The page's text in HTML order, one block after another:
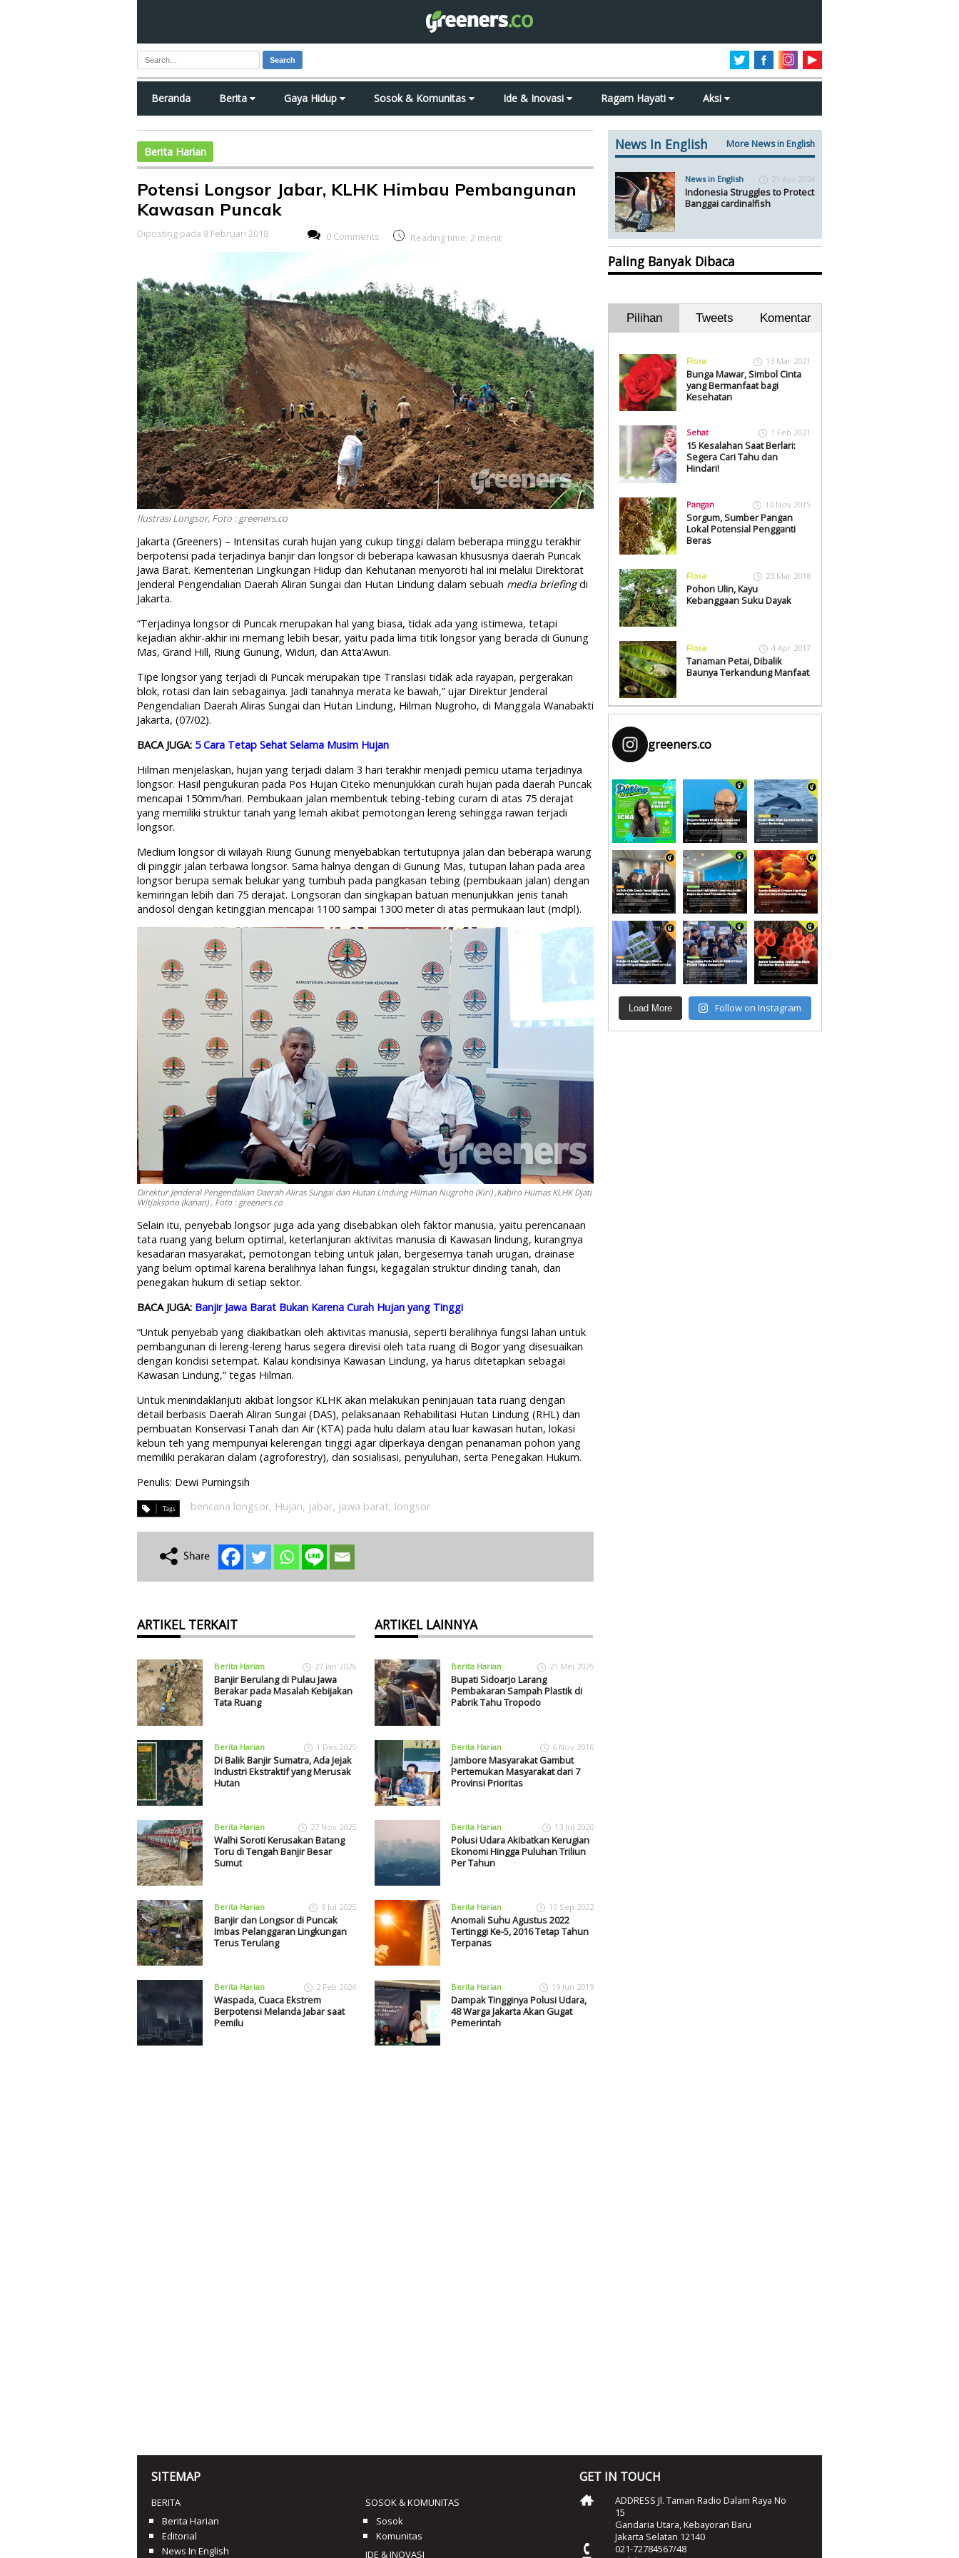
Search
Beranda Berita Gaya Hidup Sosok & Komunitas Ide & Inovasi Ragam Hayati Aksi
Berita Harian
Potensi Longsor Jabar, KLHK Himbau Pembangunan
Kawasan Puncak
Diposting pada 8 Februari 2018 0 Comments Reading time: 2 menit
Ilustrasi Longsor, Foto : greeners.co
Jakarta (Greeners) – Intensitas curah hujan yang cukup tinggi dalam beberapa minggu terakhir
berpotensi pada terjadinya banjir dan longsor di beberapa kawasan khususnya daerah Puncak
Jawa Barat. Kementerian Lingkungan Hidup dan Kehutanan menyoroti hal ini melalui Direktorat
Jenderal Pengendalian Daerah Aliran Sungai dan Hutan Lindung dalam sebuah media briefingdi
Jakarta.
“Terjadinya longsor di Puncak merupakan hal yang biasa, tidak ada yang istimewa, tetapi
kejadian akhir-akhir ini memang lebih besar, yaitu pada lima titik longsor yang berada di Gunung
Mas, Grand Hill, Riung Gunung, Widuri, dan Atta’Awun.
Tipe longsor yang terjadi di Puncak merupakan tipe Translasi tidak ada rayapan, pergerakan
blok, rotasi dan lain sebagainya. Jadi tanahnya merata ke bawah,” ujar Direktur Jenderal
Pengendalian Daerah Aliras Sungai dan Hutan Lindung, Hilman Nugroho, di Manggala Wanabakti
Jakarta, (07/02).
BACA JUGA: 5 Cara Tetap Sehat Selama Musim Hujan
Hilman menjelaskan, hujan yang terjadi dalam 3 hari terakhir menjadi pemicu utama terjadinya
longsor. Hasil pengukuran pada Pos Hujan Citeko menunjukkan curah hujan pada daerah Puncak
mencapai 150mm/hari. Pembukaan jalan membentuk tebing-tebing curam di atas 75 derajat
yang memiliki struktur tanah yang lemah akibat pemotongan lereng sehingga rawan terjadi
longsor.
Medium longsor di wilayah Riung Gunung menyebabkan tertutupnya jalan dan beberapa warung
di pinggir jalan terbawa longsor. Sama halnya dengan di Gunung Mas, tutupan lahan pada area
longsor berupa semak belukar yang tumbuh pada pangkasan tebing (pembukaan jalan) dengan
kemiringan lebih dari 75 derajat. Longsoran dan singkapan batuan menunjukkan jenis tanah
andosol dengan ketinggian mencapai 1100 sampai 1300 meter di atas permukaan laut (mdpl).
Direktur Jenderal Pengendalian Daerah Aliras Sungai dan Hutan Lindung Hilman Nugroho (Kiri) ,Kabiro Humas KLHK Djati
Witjaksono (kanan) , Foto : greeners.co
Selain itu, penyebab longsor juga ada yang disebabkan oleh faktor manusia, yaitu perencanaan
tata ruang yang belum optimal, keterlanjuran aktivitas manusia di Kawasan lindung, kurangnya
kesadaran masyarakat, pemotongan tebing untuk jalan, bergesernya tanah urugan, drainase
yang belum optimal karena beralihnya lahan fungsi, kegagalan struktur dinding tanah, dan
penegakan hukum di setiap sektor.
BACA JUGA: Banjir Jawa Barat Bukan Karena Curah Hujan yang Tinggi
“Untuk penyebab yang diakibatkan oleh aktivitas manusia, seperti beralihnya fungsi lahan untuk
pembangunan di lereng-lereng harus segera direvisi oleh tata ruang di Bogor yang disesuaikan
dengan kondisi setempat. Kalau kondisinya Kawasan Lindung, ya harus ditetapkan sebagai
Kawasan Lindung,” tegas Hilman.
Untuk menindaklanjuti akibat longsor KLHK akan melakukan peninjauan tata ruang dengan
detail berbasis Daerah Aliran Sungai (DAS), pelaksanaan Rehabilitasi Hutan Lindung (RHL) dan
pembuatan Konservasi Tanah dan Air (KTA) pada hulu dalam atau luar kawasan hutan, lokasi
kebun teh yang mempunyai kelerengan tinggi agar diperkaya dengan penanaman pohon yang
memiliki perakaran dalam (agroforestry), dan sosialisasi, penyuluhan, serta Penegakan Hukum.
Penulis: Dewi Purningsih
bencana longsor, Hujan, jabar, jawa barat, longsor
ARTIKEL TERKAIT
Berita Harian 27 Jan 2026
Banjir Berulang di Pulau Jawa
Berakar pada Masalah Kebijakan
Tata Ruang
Berita Harian 1 Des 2025
Di Balik Banjir Sumatra, Ada Jejak
Industri Ekstraktif yang Merusak
Hutan
Berita Harian 27 Nov 2025
Walhi Soroti Kerusakan Batang
Toru di Tengah Banjir Besar
Sumut
Berita Harian 9 Jul 2025
Banjir dan Longsor di Puncak
Imbas Pelanggaran Lingkungan
Terus Terulang
Berita Harian 2 Feb 2024
Waspada, Cuaca Ekstrem
Berpotensi Melanda Jabar saat
Pemilu
ARTIKEL LAINNYA
Berita Harian 21 Mei 2025
Bupati Sidoarjo Larang
Pembakaran Sampah Plastik di
Pabrik Tahu Tropodo
Berita Harian 6 Nov 2016
Jambore Masyarakat Gambut
Pertemukan Masyarakat dari 7
Provinsi Prioritas
Berita Harian 13 Jul 2020
Polusi Udara Akibatkan Kerugian
Ekonomi Hingga Puluhan Triliun
Per Tahun
Berita Harian 10 Sep 2022
Anomali Suhu Agustus 2022
Tertinggi Ke-5, 2016 Tetap Tahun
Terpanas
Berita Harian 19 Jun 2019
Dampak Tingginya Polusi Udara,
48 Warga Jakarta Akan Gugat
Pemerintah
News In English More News in English
News in English 21 Apr 2024
Indonesia Struggles to Protect
Banggai cardinalfish
Paling Banyak Dibaca
Pilihan Tweets Komentar
Flora 13 Mar 2021
Bunga Mawar, Simbol Cinta
yang Bermanfaat bagi
Kesehatan
Sehat 1 Feb 2021
15 Kesalahan Saat Berlari:
Segera Cari Tahu dan
Hindari!
Pangan 10 Nov 2015
Sorgum, Sumber Pangan
Lokal Potensial Pengganti
Beras
Flora 23 Mar 2018
Pohon Ulin, Kayu
Kebanggaan Suku Dayak
Flora 4 Apr 2017
Tanaman Petai, Dibalik
Baunya Terkandung Manfaat
greeners.co
Load More Follow on Instagram
SITEMAP
BERITA
Berita Harian
Editorial
News In English
SOSOK & KOMUNITAS
Sosok
Komunitas
IDE & INOVASI
GET IN TOUCH
ADDRESS Jl. Taman Radio Dalam Raya No
15
Gandaria Utara, Kebayoran Baru
Jakarta Selatan 12140
021-72784567/48